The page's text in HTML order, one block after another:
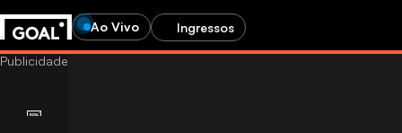
Ao Vivo Ingressos